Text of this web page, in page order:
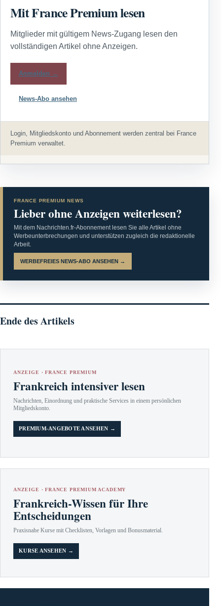
Mit France Premium lesen
Mitglieder mit gültigem News-Zugang lesen den
vollständigen Artikel ohne Anzeigen.
Anmelden →
News-Abo ansehen
Login, Mitgliedskonto und Abonnement werden zentral bei France
Premium verwaltet.
FRANCE PREMIUM NEWS
Lieber ohne Anzeigen weiterlesen?
Mit dem Nachrichten.fr-Abonnement lesen Sie alle Artikel ohne
Werbeunterbrechungen und unterstützen zugleich die redaktionelle
Arbeit.
WERBEFREIES NEWS-ABO ANSEHEN →
Ende des Artikels
ANZEIGE · FRANCE PREMIUM
Frankreich intensiver lesen
Nachrichten, Einordnung und praktische Services in einem persönlichen
Mitgliedskonto.
PREMIUM-ANGEBOTE ANSEHEN →
ANZEIGE · FRANCE PREMIUM ACADEMY
Frankreich-Wissen für Ihre
Entscheidungen
Praxisnahe Kurse mit Checklisten, Vorlagen und Bonusmaterial.
KURSE ANSEHEN →